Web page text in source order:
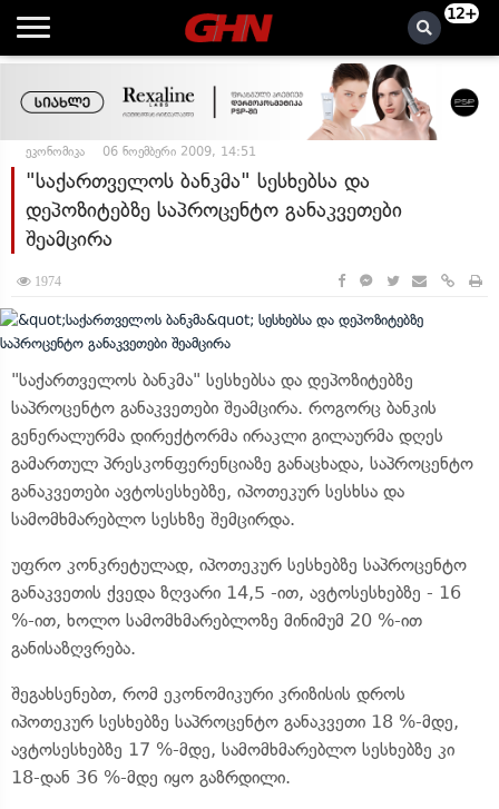
12+
ეკონომიკა 06 ნოემბერი 2009, 14:51
"საქართველოს ბანკმა" სესხებსა და
დეპოზიტებზე საპროცენტო განაკვეთები
შეამცირა
1974
"საქართველოს ბანკმა" სესხებსა და დეპოზიტებზე
საპროცენტო განაკვეთები შეამცირა. როგორც ბანკის
გენერალურმა დირექტორმა ირაკლი გილაურმა დღეს
გამართულ პრესკონფერენციაზე განაცხადა, საპროცენტო
განაკვეთები ავტოსესხებზე, იპოთეკურ სესხსა და
სამომხმარებლო სესხზე შემცირდა.
უფრო კონკრეტულად, იპოთეკურ სესხებზე საპროცენტო
განაკვეთის ქვედა ზღვარი 14,5 -ით, ავტოსესხებზე - 16
%-ით, ხოლო სამომხმარებლოზე მინიმუმ 20 %-ით
განისაზღვრება.
შეგახსენებთ, რომ ეკონომიკური კრიზისის დროს
იპოთეკურ სესხებზე საპროცენტო განაკვეთი 18 %-მდე,
ავტოსესხებზე 17 %-მდე, სამომხმარებლო სესხებზე კი
18-დან 36 %-მდე იყო გაზრდილი.